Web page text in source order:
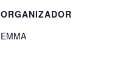
ORGANIZADOR
EMMA